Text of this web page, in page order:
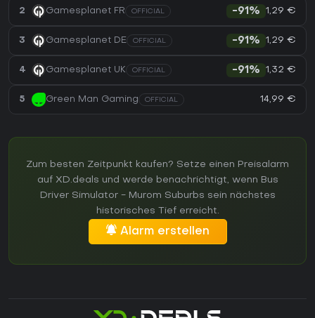
2 Gamesplanet FR OFFICIAL -91% 1,29 €
3 Gamesplanet DE OFFICIAL -91% 1,29 €
4 Gamesplanet UK OFFICIAL -91% 1,32 €
5 Green Man Gaming OFFICIAL 14,99 €
Zum besten Zeitpunkt kaufen? Setze einen Preisalarm
auf XD.deals und werde benachrichtigt, wenn Bus
Driver Simulator - Murom Suburbs sein nächstes
historisches Tief erreicht.
Alarm erstellen